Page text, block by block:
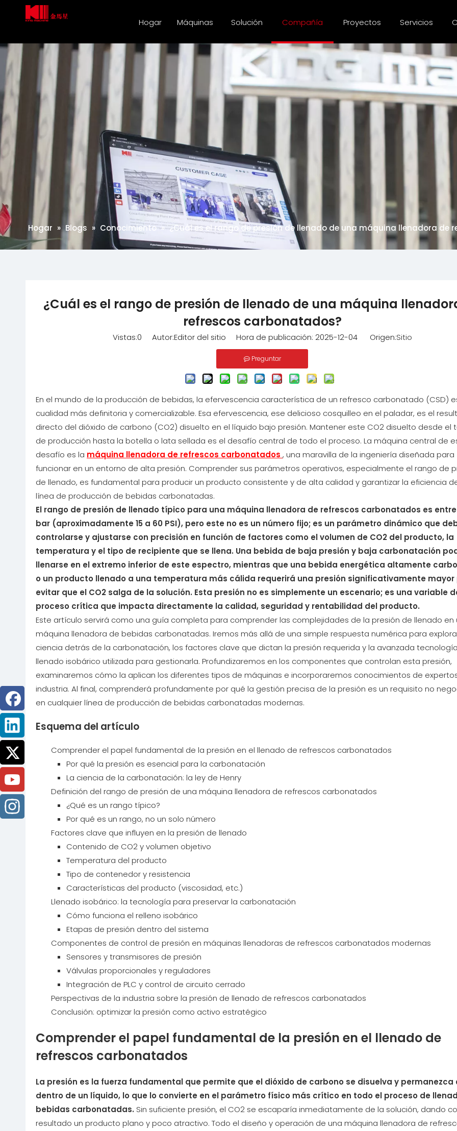
Hogar Máquinas Solución Compañía Proyectos Servicios
Hogar » Blogs » Conocimiento » ¿Cuál es el rango de presión de llenado de una máquina llenadora de
¿Cuál es el rango de presión de llenado de una máquina
refrescos carbonatados?
Vistas:0 Autor:Editor del sitio Hora de publicación: 2025-12-04 Origen:Sitio
Preguntar
En el mundo de la producción de bebidas, la efervescencia característica de un refresco carbonatado (CSD)
cualidad más definitoria y comercializable. Esa efervescencia, ese delicioso cosquilleo en el paladar, es el
directo del dióxido de carbono (CO2) disuelto en el líquido bajo presión. Mantener este CO2 disuelto desde el
de producción hasta la botella o lata sellada es el desafío central de todo el proceso. La máquina central de
desafío es la máquina llenadora de refrescos carbonatados , una maravilla de la ingeniería diseñada para
funcionar en un entorno de alta presión. Comprender sus parámetros operativos, especialmente el rango de
de llenado, es fundamental para producir un producto consistente y de alta calidad y garantizar la eficiencia
línea de producción de bebidas carbonatadas.
El rango de presión de llenado típico para una máquina llenadora de refrescos carbonatados es entre
bar (aproximadamente 15 a 60 PSI), pero este no es un número fijo; es un parámetro dinámico que
controlarse y ajustarse con precisión en función de factores como el volumen de CO2 del producto, la
temperatura y el tipo de recipiente que se llena. Una bebida de baja presión y baja carbonatación
llenarse en el extremo inferior de este espectro, mientras que una bebida energética altamente
o un producto llenado a una temperatura más cálida requerirá una presión significativamente mayor
evitar que el CO2 salga de la solución. Esta presión no es simplemente un escenario; es una variable
proceso crítica que impacta directamente la calidad, seguridad y rentabilidad del producto.
Este artículo servirá como una guía completa para comprender las complejidades de la presión de llenado en
máquina llenadora de bebidas carbonatadas. Iremos más allá de una simple respuesta numérica para
ciencia detrás de la carbonatación, los factores clave que dictan la presión requerida y la avanzada
llenado isobárico utilizada para gestionarla. Profundizaremos en los componentes que controlan esta presión,
examinaremos cómo la aplican los diferentes tipos de máquinas e incorporaremos conocimientos de
industria. Al final, comprenderá profundamente por qué la gestión precisa de la presión es un requisito no
en cualquier línea de producción de bebidas carbonatadas modernas.
Esquema del artículo
Comprender el papel fundamental de la presión en el llenado de refrescos carbonatados
Por qué la presión es esencial para la carbonatación
La ciencia de la carbonatación: la ley de Henry
Definición del rango de presión de una máquina llenadora de refrescos carbonatados
¿Qué es un rango típico?
Por qué es un rango, no un solo número
Factores clave que influyen en la presión de llenado
Contenido de CO2 y volumen objetivo
Temperatura del producto
Tipo de contenedor y resistencia
Características del producto (viscosidad, etc.)
Llenado isobárico: la tecnología para preservar la carbonatación
Cómo funciona el relleno isobárico
Etapas de presión dentro del sistema
Componentes de control de presión en máquinas llenadoras de refrescos carbonatados modernas
Sensores y transmisores de presión
Válvulas proporcionales y reguladores
Integración de PLC y control de circuito cerrado
Perspectivas de la industria sobre la presión de llenado de refrescos carbonatados
Conclusión: optimizar la presión como activo estratégico
Comprender el papel fundamental de la presión en el llenado de
refrescos carbonatados
La presión es la fuerza fundamental que permite que el dióxido de carbono se disuelva y permanezca
dentro de un líquido, lo que lo convierte en el parámetro físico más crítico en todo el proceso de
bebidas carbonatadas. Sin suficiente presión, el CO2 se escaparía inmediatamente de la solución, dando
resultado un producto plano y poco atractivo. Todo el diseño y operación de una máquina llenadora de